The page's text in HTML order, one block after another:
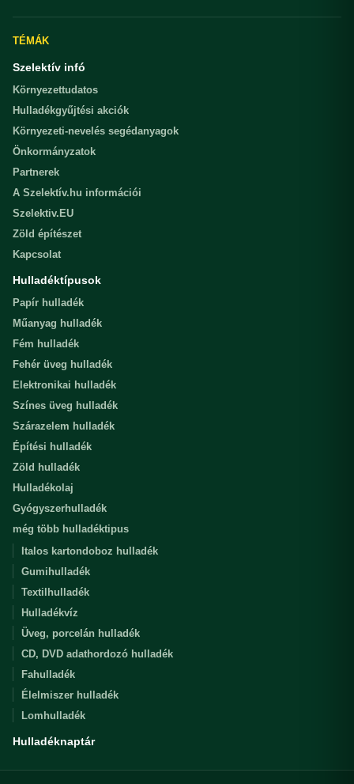
TÉMÁK
Szelektív infó
Környezettudatos
Hulladékgyűjtési akciók
Környezeti-nevelés segédanyagok
Önkormányzatok
Partnerek
A Szelektív.hu információi
Szelektiv.EU
Zöld építészet
Kapcsolat
Hulladéktípusok
Papír hulladék
Műanyag hulladék
Fém hulladék
Fehér üveg hulladék
Elektronikai hulladék
Színes üveg hulladék
Szárazelem hulladék
Építési hulladék
Zöld hulladék
Hulladékolaj
Gyógyszerhulladék
még több hulladéktipus
Italos kartondoboz hulladék
Gumihulladék
Textilhulladék
Hulladékvíz
Üveg, porcelán hulladék
CD, DVD adathordozó hulladék
Fahulladék
Élelmiszer hulladék
Lomhulladék
Hulladéknaptár